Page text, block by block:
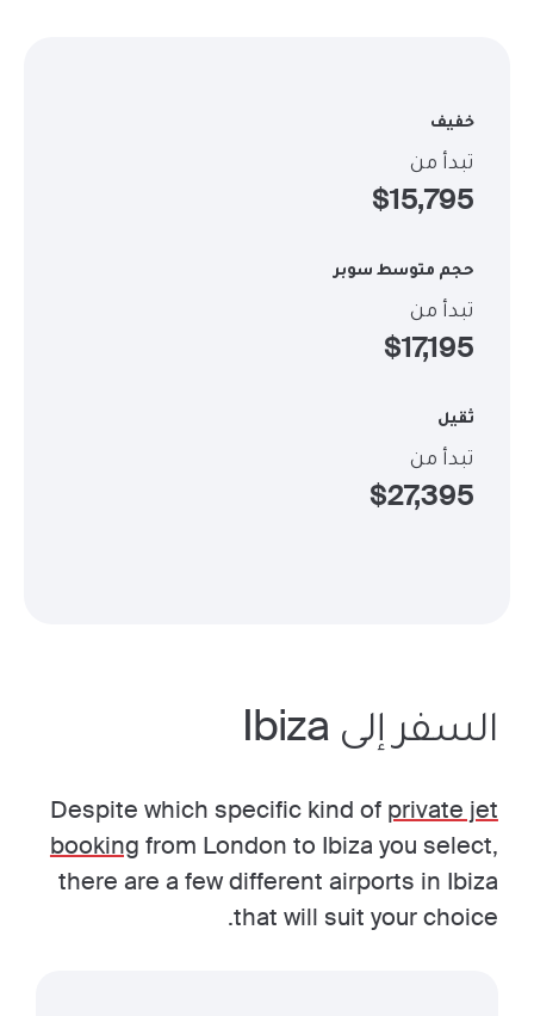
خفيف
تبدأ من
$15,795
حجم متوسط سوبر
تبدأ من
$17,195
ثقيل
تبدأ من
$27,395
السفر إلى Ibiza
Despite which specific kind of private jet
booking from London to Ibiza you select,
there are a few different airports in Ibiza
that will suit your choice.